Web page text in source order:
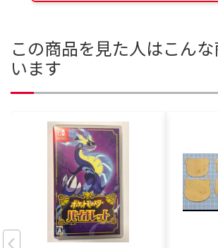
この商品を見た人はこん
います